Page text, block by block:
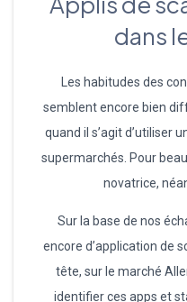
dans
Les habitudes des
semblent encore bien
quand il s’agit d’utiliser
supermarchés. Pour
novatrice,
Sur la base de nos
encore d’application de
tête, sur le marché
identifier ces apps et